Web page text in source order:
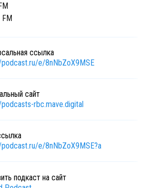
ссылка
e/8nNbZoX9MSE
сайт
rbc.mave.digital
e/8nNbZoX9MSE?a
подкаст на сайт